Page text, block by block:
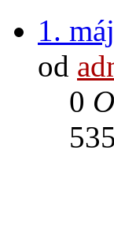
1.
od
0